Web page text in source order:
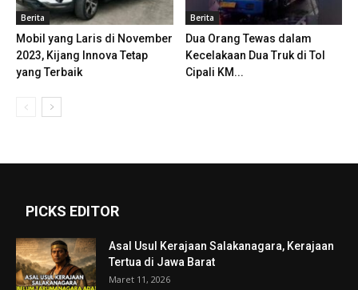
Berita
Mobil yang Laris di November
2023, Kijang Innova Tetap
yang Terbaik
Berita
Dua Orang Tewas dalam
Kecelakaan Dua Truk di Tol
Cipali KM...
PICKS EDITOR
Asal Usul Kerajaan Salakanagara, Kerajaan
Tertua di Jawa Barat
Maret 11, 2026